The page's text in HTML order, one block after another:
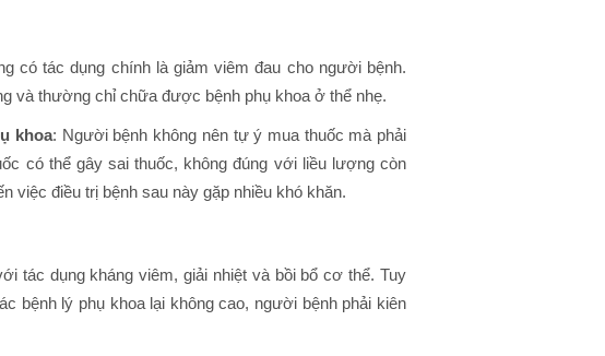
có tác dụng chính là giảm viêm đau cho người bệnh.
và thường chỉ chữa được bệnh phụ khoa ở thể nhẹ.
khoa: Người bệnh không nên tự ý mua thuốc mà phải
có thể gây sai thuốc, không đúng với liều lượng còn
việc điều trị bệnh sau này gặp nhiều khó khăn.
tác dụng kháng viêm, giải nhiệt và bồi bổ cơ thể. Tuy
bệnh lý phụ khoa lại không cao, người bệnh phải kiên